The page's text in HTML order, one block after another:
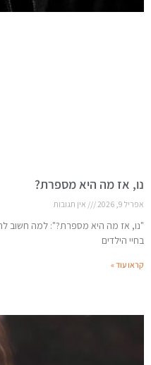
נו, אז מה היא מספרת?
אפריל 9, 2026 אין תגובות
"נו, אז מה היא מספרת?": למה חשוב
בחיי הילדים
קראו עוד »